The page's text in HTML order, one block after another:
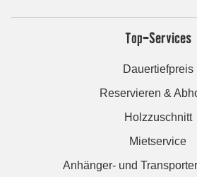
Top-Services
Dauertiefpreis
Reservieren &
Holzzuschnitt
Mietservice
Anhänger- und